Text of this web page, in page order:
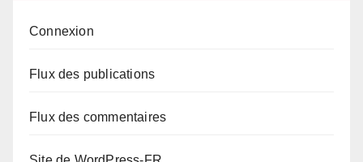
Connexion
Flux des publications
Flux des commentaires